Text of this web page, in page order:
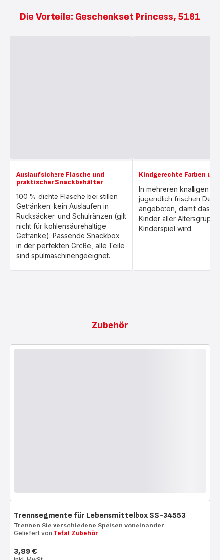
Die Vorteile: Geschenkset Princess, 5181
Auslaufsichere Flasche und
praktischer Snackbehälter
100 % dichte Flasche bei stillen
Getränken: kein Auslaufen in
Rucksäcken und Schulränzen (gilt
nicht für kohlensäurehaltige
Getränke). Passende Snackbox
in der perfekten Größe, alle Teile
sind spülmaschinengeeignet.
Kindgerechte Farben
In mehreren knalligen
jugendlich frischen
angeboten, damit das
Kinder aller
Kinderspiel wird.
Zubehör
Trennsegmente für Lebensmittelbox SS-34553
Trennen Sie verschiedene Speisen voneinander
Geliefert von Tefal Zubehör
Preis
3,99 €